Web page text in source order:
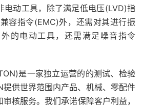
电动工具，除了满足低电压(LVD)指
容指令(EMC)外，还需对其进行振
的电动工具，还需满足噪音指令
是一家独立运营的的测试、检验
提供世界范围内产品、机械、零配件
核服务。我们承诺保障客户利益，